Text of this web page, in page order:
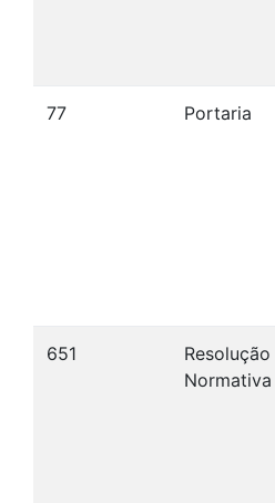
77 Portaria
651
Resolução
Normativa